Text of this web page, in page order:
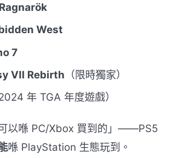
West
7
VII Rebirth （限時獨家）
2024 年 TGA 年度遊戲）
以喺 PC/Xbox 買到的」——PS5
喺 PlayStation 生態玩到。